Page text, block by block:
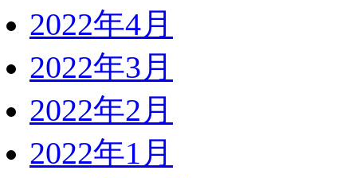
2022年4月
2022年3月
2022年2月
2022年1月